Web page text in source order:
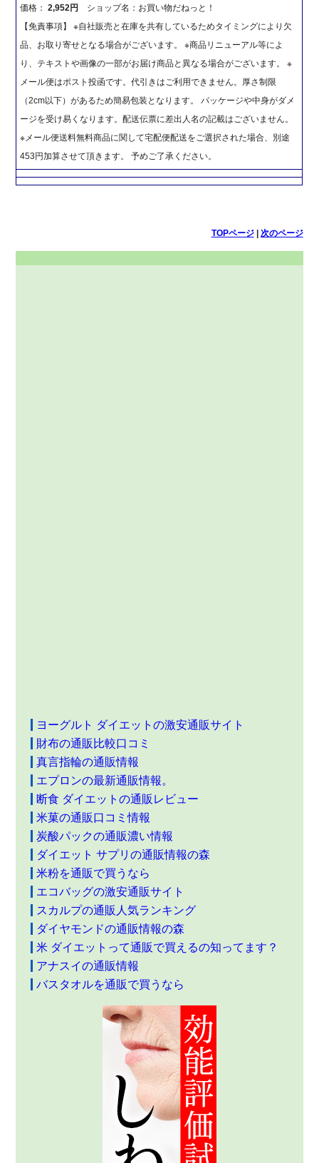
価格：2,952円
ショップ名：お買い物だねっと！
【免責事項】 ※自社販売と在庫を共有しているためタイミングにより欠
品、お取り寄せとなる場合がございます。 ※商品リニューアル等によ
り、テキストや画像の一部がお届け商品と異なる場合がございます。 ※
メール便はポスト投函です。代引きはご利用できません。厚さ制限
（2cm以下）があるため簡易包装となります。 パッケージや中身がダメ
ージを受け易くなります。配送伝票に差出人名の記載はございません。
※メール便送料無料商品に関して宅配便配送をご選択された場合、別途
453円加算させて頂きます。 予めご了承ください。
TOPページ| 次のページ
ヨーグルト ダイエットの激安通販サイト
財布の通販比較口コミ
真言指輪の通販情報
エプロンの最新通販情報。
断食 ダイエットの通販レビュー
米菓の通販口コミ情報
炭酸パックの通販濃い情報
ダイエット サプリの通販情報の森
米粉を通販で買うなら
エコバッグの激安通販サイト
スカルプの通販人気ランキング
ダイヤモンドの通販情報の森
米 ダイエットって通販で買えるの知ってます？
アナスイの通販情報
バスタオルを通販で買うなら